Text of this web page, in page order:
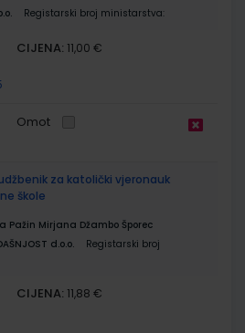
Registarski broj ministarstva:
CIJENA: 11,00 €
Omot
udžbenik za katolički vjeronauk
škole
Pažin Mirjana Džambo Šporec
d.o.o.
Registarski broj
CIJENA: 11,88 €